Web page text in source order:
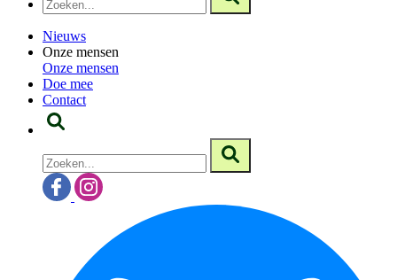
Nieuws
Onze mensen
Onze mensen
Doe mee
Contact